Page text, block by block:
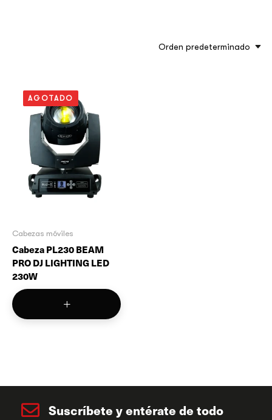
Orden predeterminado
AGOTADO
Cabezas móviles
Cabeza PL230 BEAM
PRO DJ LIGHTING LED
230W
Suscríbete y entérate de todo